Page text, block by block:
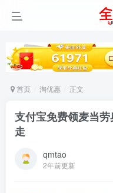
首页 淘优惠 正文
支付宝免费领麦当
走
qmtao
2年前更新